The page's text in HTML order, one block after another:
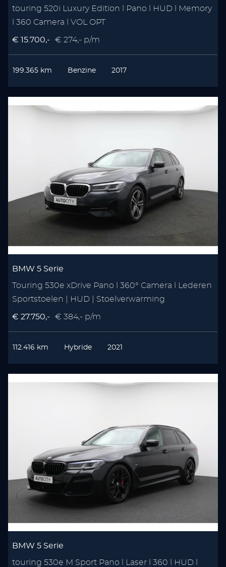
touring 520i Luxury Edition l Pano l HUD l Memory
l 360 Camera l VOL OPT
€ 15.700,- € 274,- p/m
199.365 km Benzine 2017
BMW 5 Serie
Touring 530e xDrive Pano l 360° Camera l Lederen
Sportstoelen | HUD | Stoelverwarming
€ 27.750,- € 384,- p/m
112.416 km Hybride 2021
BMW 5 Serie
touring 530e M Sport Pano l Laser l 360 l HUD l